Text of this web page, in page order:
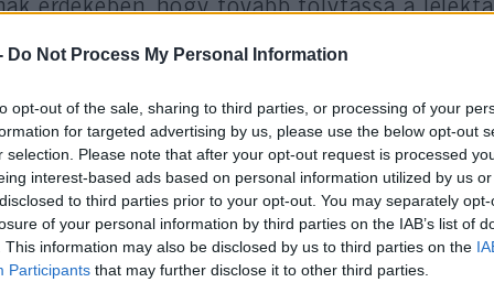
Do Not Process My Personal Information
opt-out of the sale, sharing to third parties, or processing of your
for targeted advertising by us, please use the below opt-out
selection. Please note that after your opt-out request is processed
interest-based ads based on personal information utilized by us
to third parties prior to your opt-out. You may separately
of your personal information by third parties on the IAB’s list of
This information may also be disclosed by us to third parties on the
Participants that may further disclose it to other third parties.
atúszokra mind halál vár – akárcsak a
hadviselés Izrael ellen
kedden tette közzé a propagandavideót,
a túszok családjaira. A
az elrabolt túszok „fekete koporsóban” térnek